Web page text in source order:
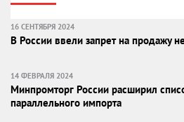
16 СЕНТЯБРЯ 2024
В России ввели запрет на продажу
14 ФЕВРАЛЯ 2024
Минпромторг России расширил
параллельного импорта